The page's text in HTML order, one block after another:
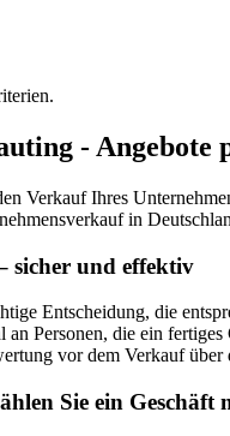
- Angebote
Verkauf Ihres
in
sicher und effektiv
Entscheidung, die
Personen, die ein
vor dem Verkauf
Sie ein Geschäft